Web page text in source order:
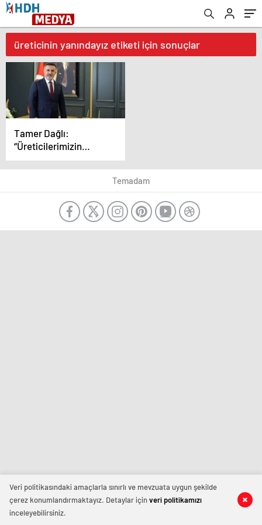
üreticinin yanındayız etiketi için sonuçlar
Tamer Dağlı:
“Üreticilerimizin
Yanındayız”
Temadam
Veri politikasındaki amaçlarla sınırlı ve mevzuata uygun şekilde
çerez konumlandırmaktayız. Detaylar içinveri politikamızı
inceleyebilirsiniz.